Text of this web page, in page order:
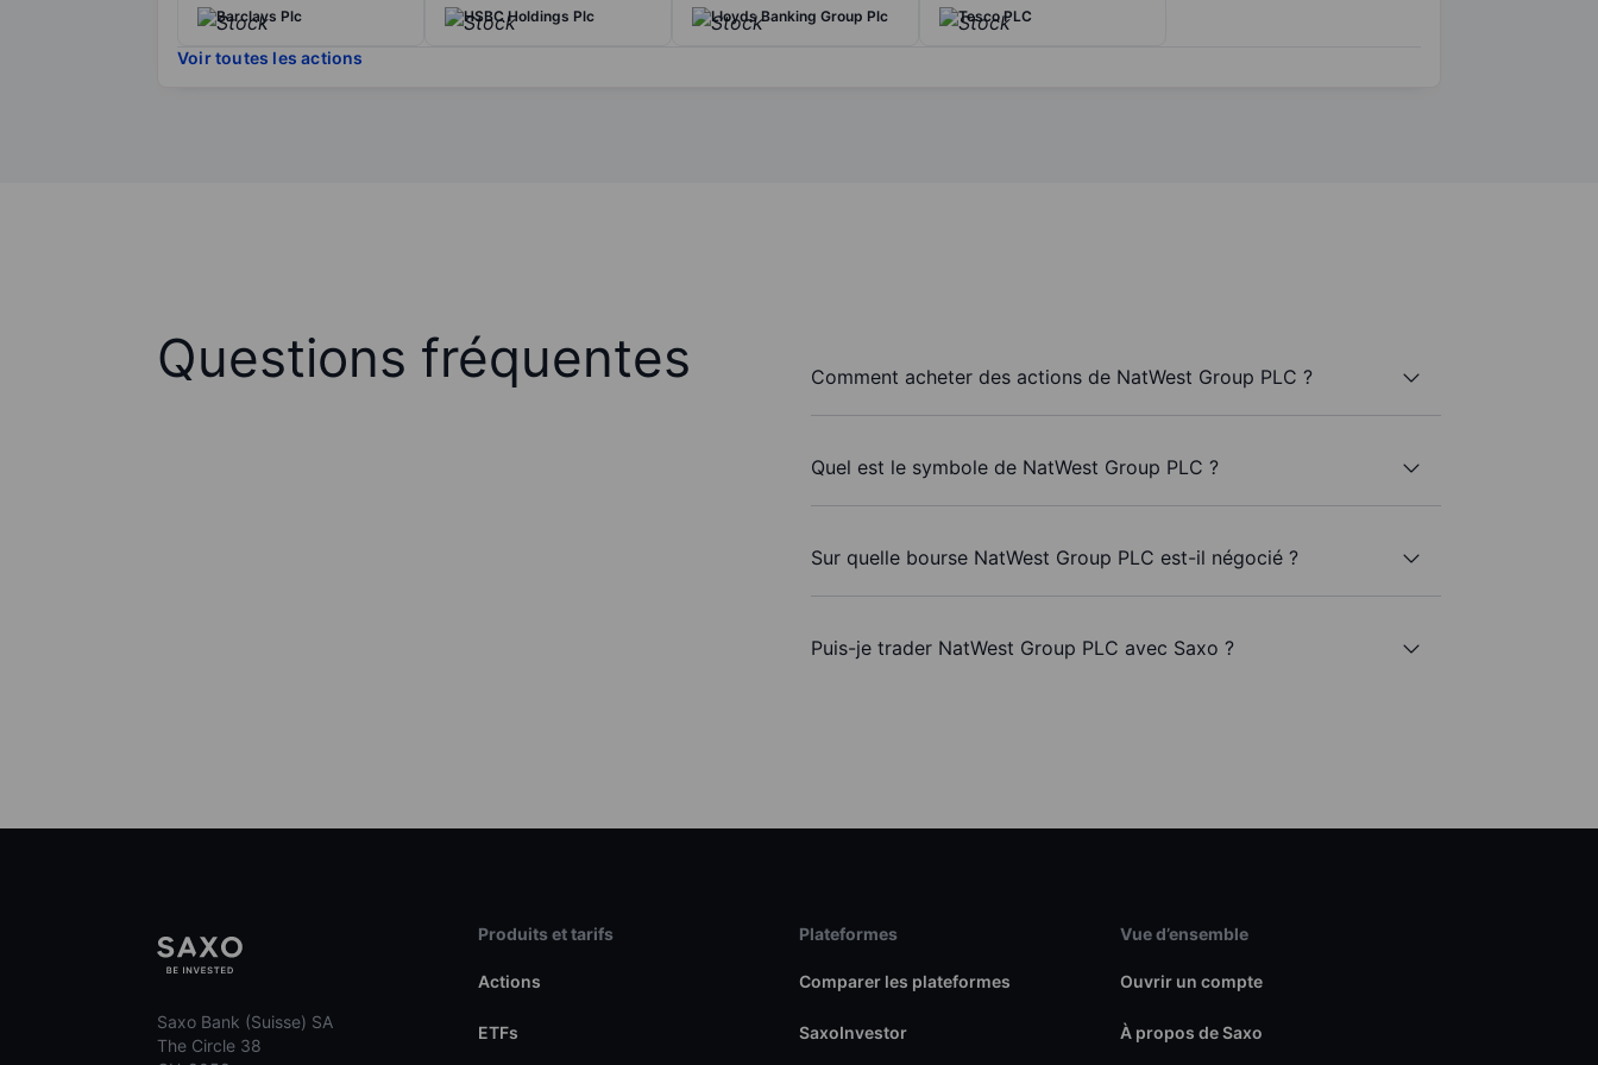
Barclays Plc HSBC Holdings Plc Lloyds Banking Group Plc Tesco PLC
Voir toutes les actions
Questions fréquentes Comment acheter des actions de NatWest Group PLC ?
Quel est le symbole de NatWest Group PLC ?
Sur quelle bourse NatWest Group PLC est-il négocié ?
Puis-je trader NatWest Group PLC avec Saxo ?
Saxo Bank (Suisse) SA
The Circle 38
Produits et tarifs
Actions
ETFs
Plateformes
Comparer les plateformes
SaxoInvestor
Vue d’ensemble
Ouvrir un compte
À propos de Saxo